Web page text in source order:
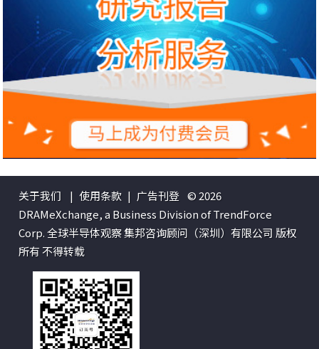
关于我们 | 使用条款 | 广告刊登 © 2026
DRAMeXchange, a Business Division of TrendForce
Corp. 全球半导体观察 集邦咨询顾问（深圳）有限公司 版权
所有 不得转载